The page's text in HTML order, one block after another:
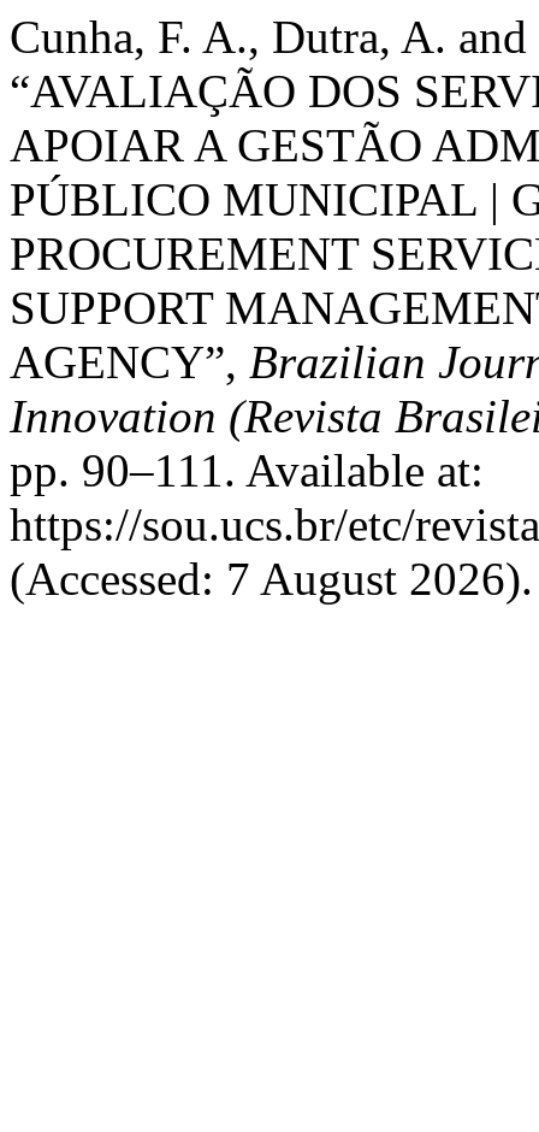
Cunha, F. A., Dutra, A.
“AVALIAÇÃO DOS
APOIAR A GESTÃO
PÚBLICO MUNICIPAL |
PROCUREMENT
SUPPORT
AGENCY”, Brazilian
Innovation (Revista
pp. 90–111. Available at:
https://sou.ucs.br/etc/
(Accessed: 7 August 2026).